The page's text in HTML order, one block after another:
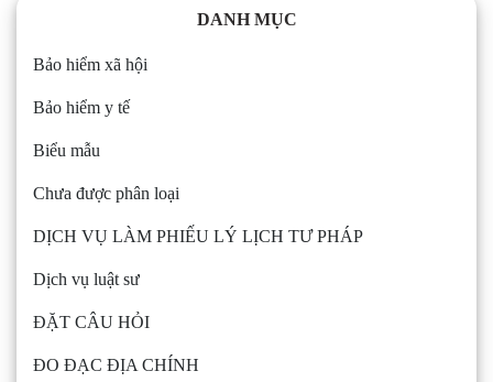
DANH MỤC
Bảo hiểm xã hội
Bảo hiểm y tế
Biểu mẫu
Chưa được phân loại
DỊCH VỤ LÀM PHIẾU LÝ LỊCH TƯ PHÁP
Dịch vụ luật sư
ĐẶT CÂU HỎI
ĐO ĐẠC ĐỊA CHÍNH